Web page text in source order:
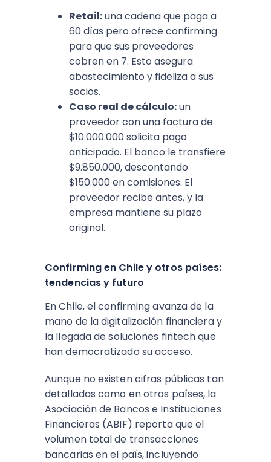
Retail:una cadena que paga a
60 días pero ofrece confirming
para que sus proveedores
cobren en 7. Esto asegura
abastecimiento y fideliza a sus
socios.
Caso real de cálculo:un
proveedor con una factura de
$10.000.000 solicita pago
anticipado. El banco le transfiere
$9.850.000, descontando
$150.000 en comisiones. El
proveedor recibe antes, y la
empresa mantiene su plazo
original.
Confirming en Chile y otros países:
tendencias y futuro
En Chile, el confirming avanza de la
mano de la digitalización financiera y
la llegada de soluciones fintech que
han democratizado su acceso.
Aunque no existen cifras públicas tan
detalladas como en otros países, la
Asociación de Bancos e Instituciones
Financieras (ABIF) reporta que el
volumen total de transacciones
bancarias en el país, incluyendo